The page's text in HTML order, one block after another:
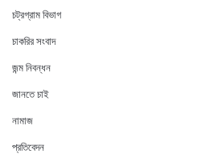
চট্রগ্রাম বিভাগ
চাকরির সংবাদ
জন্ম নিবন্ধন
জানতে চাই
নামাজ
প্রতিবেদন